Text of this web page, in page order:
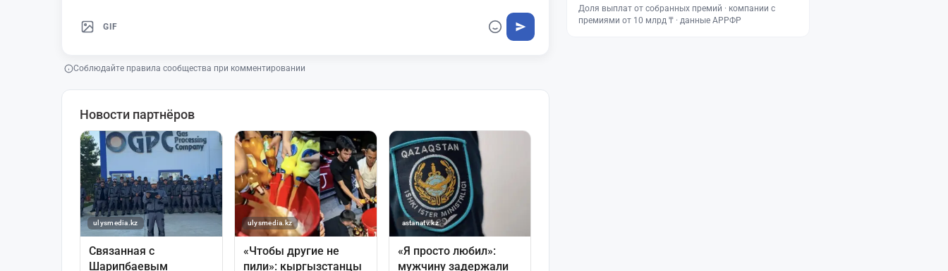
GIF
Соблюдайте правила сообщества при комментировании
Доля выплат от собранных премий · компании с
премиями от 10 млрд ₸ · данные АРРФР